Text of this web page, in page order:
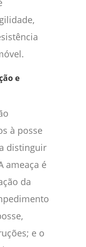
e
à posse
distinguir
ameaça é
da
e o